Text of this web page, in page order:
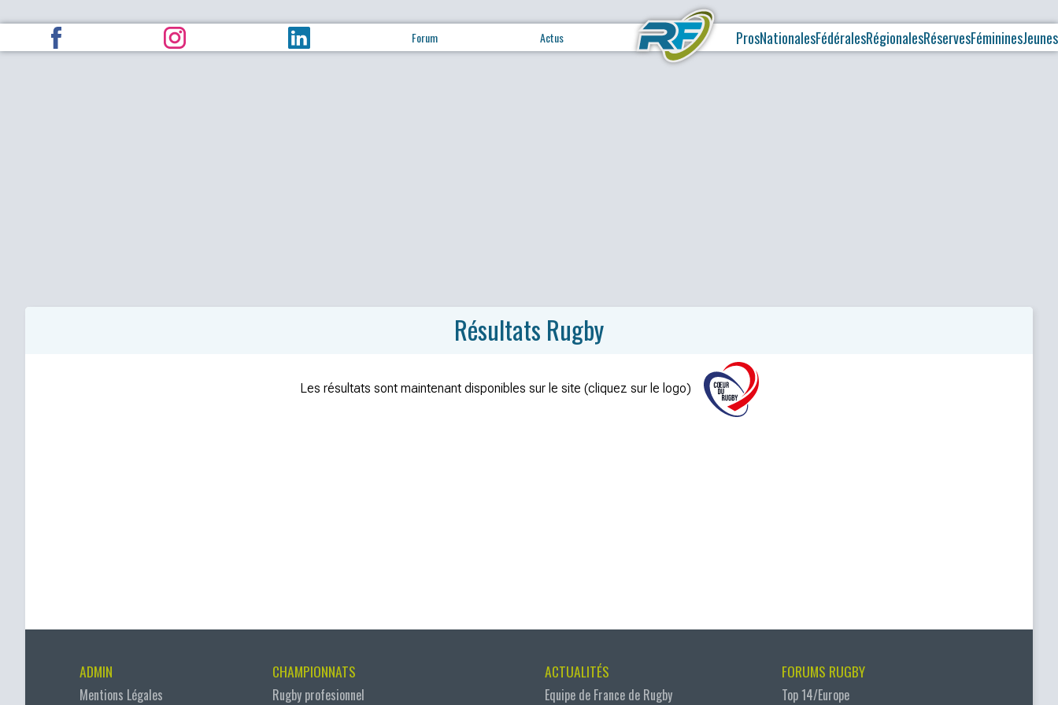
Forum Actus ProsNationalesFédéralesRégionalesRéservesFémininesJeunes
Résultats Rugby
Les résultats sont maintenant disponibles sur le site (cliquez sur le logo)
ADMIN
Mentions Légales
CHAMPIONNATS
Rugby profesionnel
ACTUALITÉS
Equipe de France de Rugby
FORUMS RUGBY
Top 14/Europe